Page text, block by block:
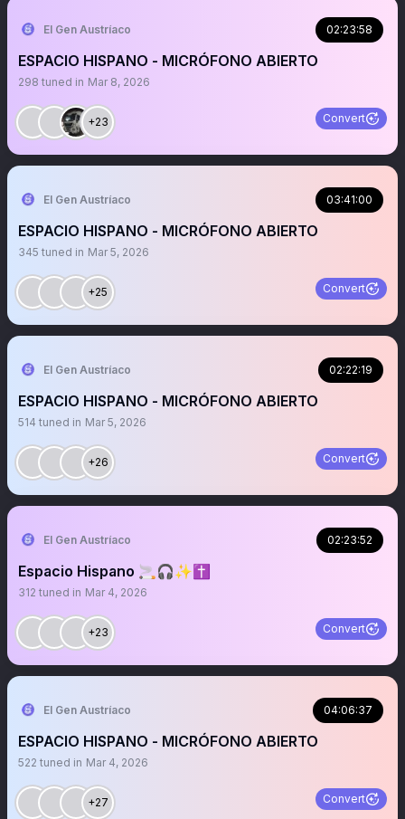
El Gen Austríaco 02:23:58
ESPACIO HISPANO - MICRÓFONO ABIERTO
298 tuned in Mar 8, 2026
+23 Convert
El Gen Austríaco 03:41:00
ESPACIO HISPANO - MICRÓFONO ABIERTO
345 tuned in Mar 5, 2026
+25 Convert
El Gen Austríaco 02:22:19
ESPACIO HISPANO - MICRÓFONO ABIERTO
514 tuned in Mar 5, 2026
+26 Convert
El Gen Austríaco 02:23:52
Espacio Hispano 🚬🎧✨✝️
312 tuned in Mar 4, 2026
+23 Convert
El Gen Austríaco 04:06:37
ESPACIO HISPANO - MICRÓFONO ABIERTO
522 tuned in Mar 4, 2026
+27 Convert